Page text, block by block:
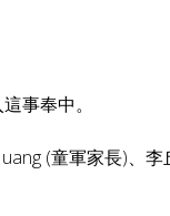
事奉中。
(童軍家長)、